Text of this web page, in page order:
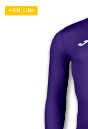
hodnocení
AKČNÍ CENA